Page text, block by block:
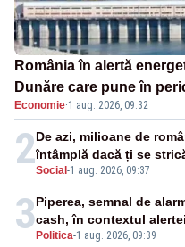
România în alertă
Dunăre care pune în
cunoscută de pe vremea
Economie·1 aug. 2026, 09:32
2Social -1 aug. 2026, 09:37
De azi, milioane de
întâmplă dacă ți se
3 Politica-1 aug. 2026, 09:39
Piperea, semnal de
cash, în contextul